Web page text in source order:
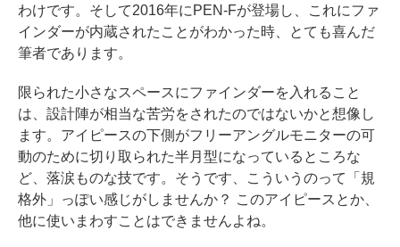
わけです。そして2016年にPEN-Fが登場し、これにファ
インダーが内蔵されたことがわかった時、とても喜んだ
筆者であります。
限られた小さなスペースにファインダーを入れること
は、設計陣が相当な苦労をされたのではないかと想像し
ます。アイピースの下側がフリーアングルモニターの可
動のために切り取られた半月型になっているところな
ど、落涙ものな技です。そうです、こういうのって「規
格外」っぽい感じがしませんか？ このアイピースとか、
他に使いまわすことはできませんよね。